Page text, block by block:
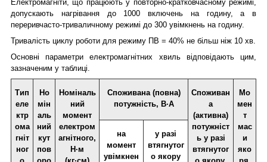
Електромагніти, що працюють у повторно-кратковчасному режимі,
допускають нагрівання до 1000 включень на годину, а в
переривчасто-триваличному режимі до 300 увімкнень на годину.
Тривалість циклу роботи для режиму ПВ = 40% не більш ніж 10 хв.
Основні параметри електромагнітних хвиль відповідають цим,
зазначеним у таблиці.
Тип
еле
ктр
ома
гніт
ног
Но
мін
аль
ний
кут
пов
Номіналь
ний
момент
електром
агнітного,
H·м
Споживана (повна)
потужність, В·А
Споживан
а
(активна)
потужніст
ь у разі
втягнутог
Мо
мен
т
мас
и
яко
на
момент
увімкнен
у разі
втягнутог
о якору